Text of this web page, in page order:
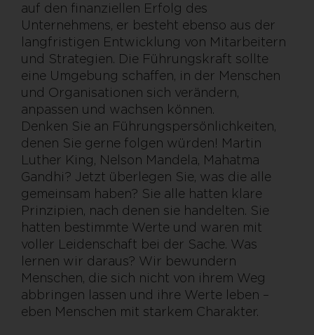
auf den finanziellen Erfolg des
Unternehmens, er besteht ebenso aus der
langfristigen Entwicklung von Mitarbeitern
und Strategien. Die Führungskraft sollte
eine Umgebung schaffen, in der Menschen
und Organisationen sich verändern,
anpassen und wachsen können.
Denken Sie an Führungspersönlichkeiten,
denen Sie gerne folgen würden! Martin
Luther King, Nelson Mandela, Mahatma
Gandhi? Jetzt überlegen Sie, was die alle
gemeinsam haben? Sie alle hatten klare
Prinzipien, nach denen sie handelten. Sie
hatten bestimmte Werte und waren mit
voller Leidenschaft bei der Sache. Was
lernen wir daraus? Wir bewundern
Menschen, die sich nicht von ihrem Weg
abbringen lassen und ihre Werte leben –
eben Menschen mit starkem Charakter.